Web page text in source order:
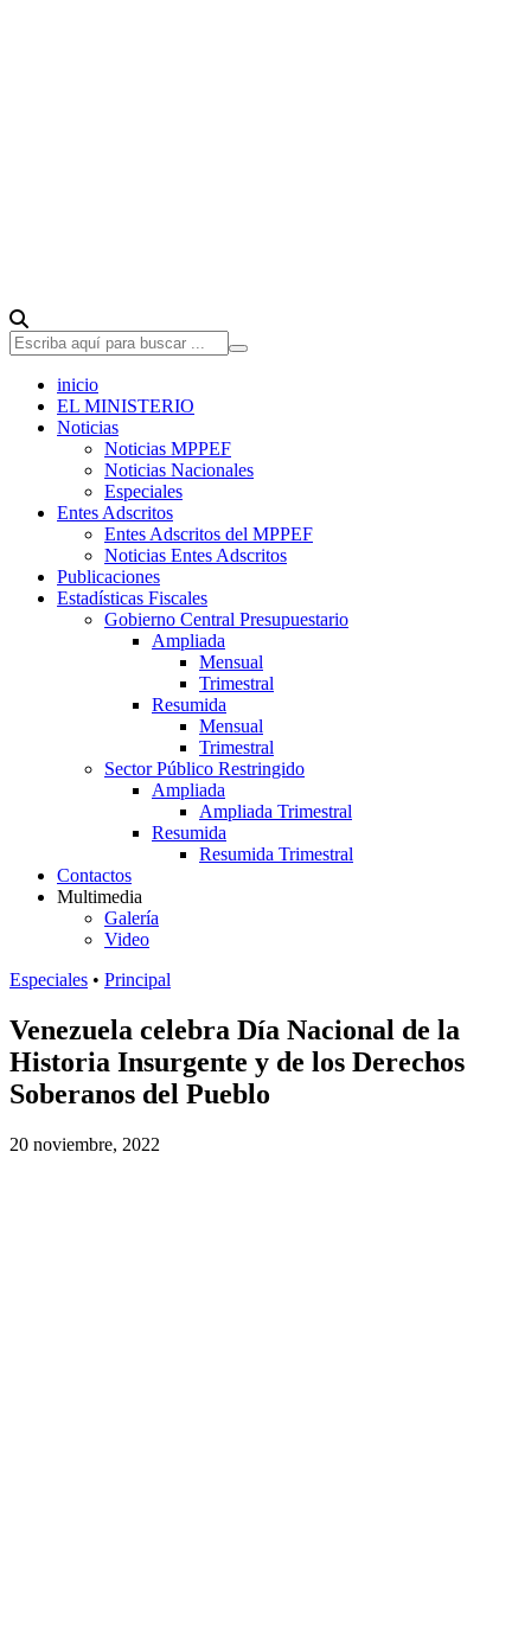
inicio
EL MINISTERIO
Noticias
Noticias MPPEF
Noticias Nacionales
Especiales
Entes Adscritos
Entes Adscritos del MPPEF
Noticias Entes Adscritos
Publicaciones
Estadísticas Fiscales
Gobierno Central Presupuestario
Ampliada
Mensual
Trimestral
Resumida
Mensual
Trimestral
Sector Público Restringido
Ampliada
Ampliada Trimestral
Resumida
Resumida Trimestral
Contactos
Multimedia
Galería
Video
Especiales • Principal
Venezuela celebra Día Nacional de la
Historia Insurgente y de los Derechos
Soberanos del Pueblo
20 noviembre, 2022